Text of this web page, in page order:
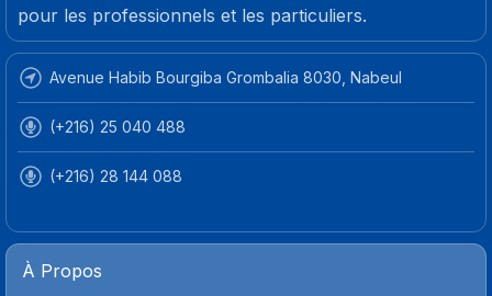
pour les professionnels et les particuliers.
Avenue Habib Bourgiba Grombalia 8030, Nabeul
(+216) 25 040 488
(+216) 28 144 088
À Propos